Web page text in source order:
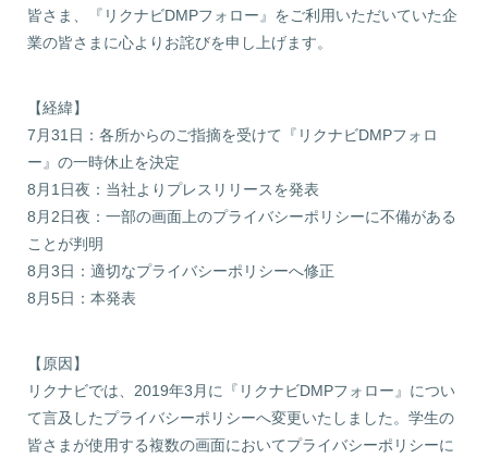
皆さま、『リクナビDMPフォロー』をご利用いただいていた企
業の皆さまに心よりお詫びを申し上げます。
【経緯】
7月31日：各所からのご指摘を受けて『リクナビDMPフォロ
ー』の一時休止を決定
8月1日夜：当社よりプレスリリースを発表
8月2日夜：一部の画面上のプライバシーポリシーに不備がある
ことが判明
8月3日：適切なプライバシーポリシーへ修正
8月5日：本発表
【原因】
リクナビでは、2019年3月に『リクナビDMPフォロー』につい
て言及したプライバシーポリシーへ変更いたしました。学生の
皆さまが使用する複数の画面においてプライバシーポリシーに